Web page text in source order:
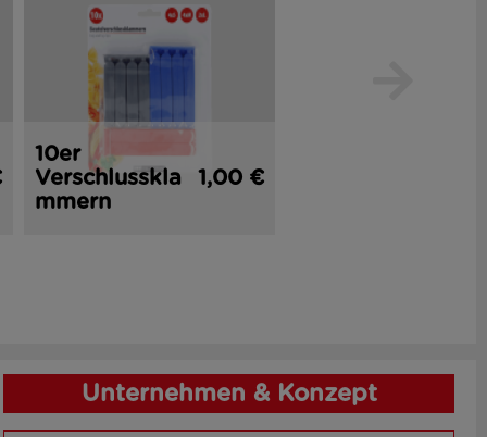
10er
Verschlusskla
mmern
1,00 €
Unternehmen & Konzept